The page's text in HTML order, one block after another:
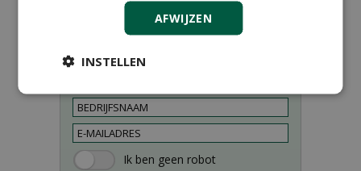
Meld je aan voor onze digitale
nieuwsbrief.
AFWIJZEN
INSTELLEN